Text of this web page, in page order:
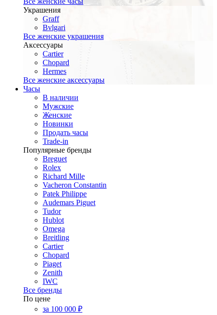
Украшения
Graff
Bvlgari
Все женские украшения
Аксессуары
Cartier
Chopard
Hermes
Все женские аксессуары
Часы
В наличии
Мужские
Женские
Новинки
Продать часы
Trade-in
Популярные бренды
Breguet
Rolex
Richard Mille
Vacheron Constantin
Patek Philippe
Audemars Piguet
Tudor
Hublot
Omega
Breitling
Cartier
Chopard
Piaget
Zenith
IWC
Все бренды
По цене
за 100 000 ₽